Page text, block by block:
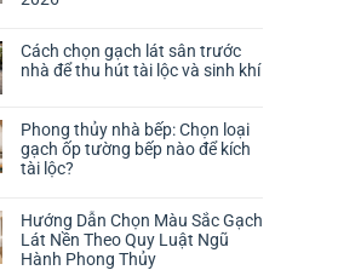
Cách chọn gạch lát sân trước
nhà để thu hút tài lộc và sinh khí
Phong thủy nhà bếp: Chọn loại
gạch ốp tường bếp nào để kích
tài lộc?
Hướng Dẫn Chọn Màu Sắc Gạch
Lát Nền Theo Quy Luật Ngũ
Hành Phong Thủy